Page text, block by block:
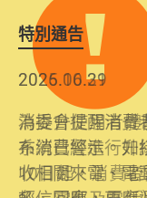
特別通告
2026.06.29
消委會提醒消費
布消費警示。如
收相關來電、電
2025.10.31
為提升使用者
系統已經進行升
10日起，消費